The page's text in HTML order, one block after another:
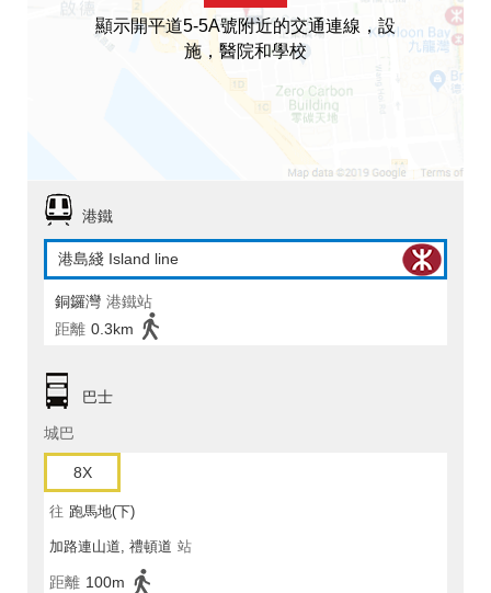
顯示開平道5-5A號附近的交通連線，設
施，醫院和學校
港鐵
港島綫 Island line
銅鑼灣 港鐵站
距離 0.3km
巴士
城巴
8X
往 跑馬地(下)
加路連山道, 禮頓道 站
距離 100m